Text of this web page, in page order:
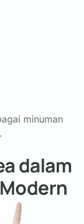
minuman
dalam